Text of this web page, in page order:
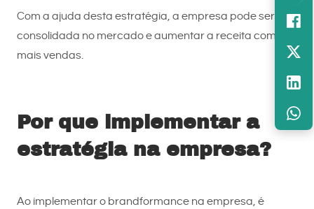
Com a ajuda desta estratégia, a empresa pode ser
consolidada no mercado e aumentar a receita com
mais vendas.
Por que implementar a
estratégia na empresa?
Ao implementar o brandformance na empresa, é